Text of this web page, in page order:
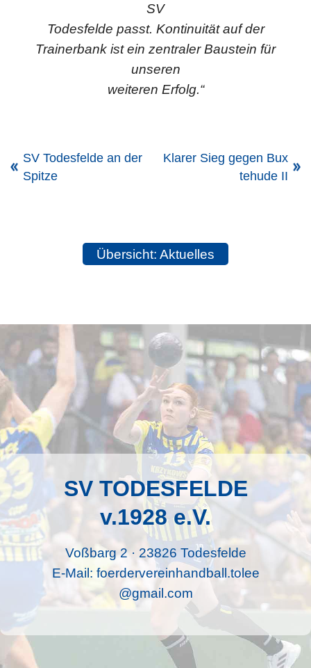
SV
Todesfelde passt. Kontinuität auf der
Trainerbank ist ein zentraler Baustein für
unseren
weiteren Erfolg.“
SV Todesfelde an der
Spitze
Klarer Sieg gegen Bux
tehude II
Übersicht: Aktuelles
SV TODESFELDE
v.1928 e.V.
Voßbarg 2 · 23826 Todesfelde
E-Mail: foerdervereinhandball.tolee
@gmail.com